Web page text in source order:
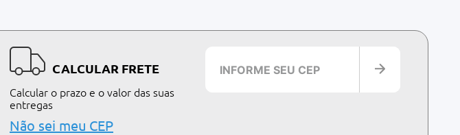
CALCULAR FRETE
Calcular o prazo e o valor das suas
entregas
Não sei meu CEP